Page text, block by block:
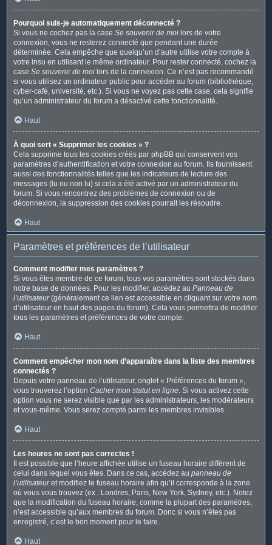
Pourquoi suis-je automatiquement déconnecté ?
Si vous ne cochez pas la case Se souvenir de moi lors de votre
connexion, vous ne resterez connecté que pendant une durée
déterminée. Cela empêche que quelqu’un d’autre utilise votre compte à
votre insu en utilisant le même ordinateur. Pour rester connecté, cochez la
case Se souvenir de moi lors de la connexion. Ce n’est pas recommandé
si vous utilisez un ordinateur public pour accéder au forum (bibliothèque,
cyber-café, université, etc.). Si vous ne voyez pas cette case, cela signifie
qu’un administrateur du forum a désactivé cette fonctionnalité.
Haut
À quoi sert « Supprimer les cookies » ?
Cela supprime tous les cookies créés par phpBB qui conservent vos
paramètres d’authentification et votre connexion au forum. Ils fournissent
aussi des fonctionnalités telles que les indicateurs de lecture des
messages (lu ou non lu) si cela a été activé par un administrateur du
forum. Si vous rencontrez des problèmes de connexion ou de
déconnexion, la suppression des cookies pourrait les résoudre.
Haut
Paramètres et préférences de l’utilisateur
Comment modifier mes paramètres ?
Si vous êtes membre de ce forum, tous vos paramètres sont stockés dans
notre base de données. Pour les modifier, accédez au Panneau de
l’utilisateur(généralement ce lien est accessible en cliquant sur votre nom
d’utilisateur en haut des pages du forum). Cela vous permettra de modifier
tous les paramètres et préférences de votre compte.
Haut
Comment empêcher mon nom d’apparaître dans la liste des membres
connectés ?
Depuis votre panneau de l’utilisateur, onglet « Préférences du forum »,
vous trouverez l’option Cacher mon statut en ligne. Si vous activez cette
option vous ne serez visible que par les administrateurs, les modérateurs
et vous-même. Vous serez compté parmi les membres invisibles.
Haut
Les heures ne sont pas correctes !
Il est possible que l’heure affichée utilise un fuseau horaire différent de
celui dans lequel vous êtes. Dans ce cas, accédez au panneau de
l’utilisateuret modifiez le fuseau horaire afin qu’il corresponde à la zone
où vous vous trouvez (ex : Londres, Paris, New York, Sydney, etc.). Notez
que la modification du fuseau horaire, comme la plupart des paramètres,
n’est accessible qu’aux membres du forum. Donc si vous n’êtes pas
enregistré, c’est le bon moment pour le faire.
Haut